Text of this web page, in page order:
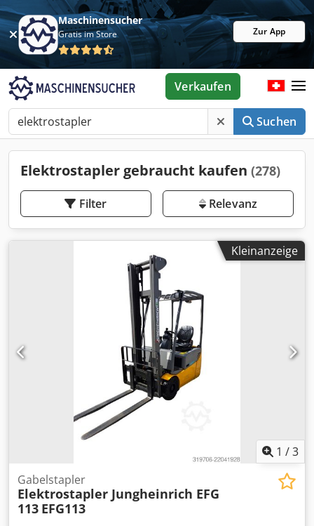
Maschinensucher
Gratis im Store Zur App
Suchen
Verkaufen
Elektrostapler gebraucht kaufen (278)
Filter Relevanz
Kleinanzeige
1 /3
Gabelstapler
Elektrostapler Jungheinrich EFG
113 EFG113